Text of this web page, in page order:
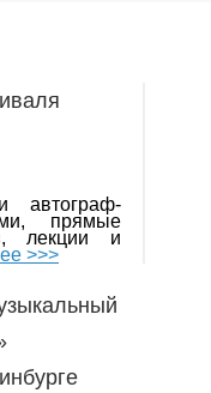
автограф-
прямые
лекции и
>>>